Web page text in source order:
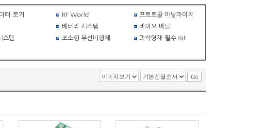
터 로거 RF World
프로토콜 아날라이저
배터리 시스템
바이오 메탈
스템 초소형 무선비행체
과학영재 필수 Kit